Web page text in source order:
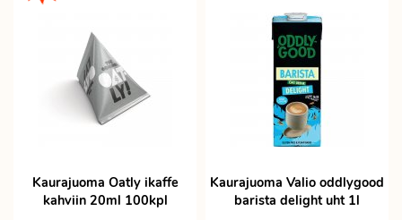
Kaurajuoma Oatly ikaffe
kahviin 20ml 100kpl
Kaurajuoma Valio oddlygood
barista delight uht 1l